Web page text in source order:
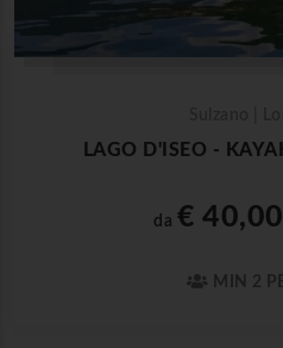
LAGO D'ISEO -
da € 40,00
MIN 2